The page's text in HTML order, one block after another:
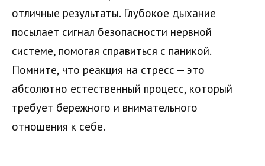
отличные результаты. Глубокое дыхание
посылает сигнал безопасности нервной
системе, помогая справиться с паникой.
Помните, что реакция на стресс — это
абсолютно естественный процесс, который
требует бережного и внимательного
отношения к себе.